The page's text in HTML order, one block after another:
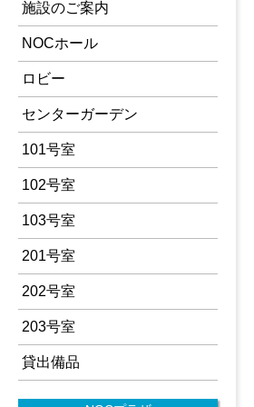
施設のご案内
NOCホール
ロビー
センターガーデン
101号室
102号室
103号室
201号室
202号室
203号室
貸出備品